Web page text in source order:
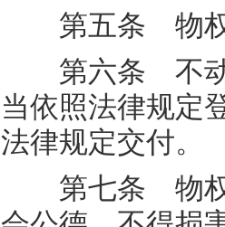
第五条 物权
第六条 不动
当依照法律规定
法律规定交付。
第七条 物权